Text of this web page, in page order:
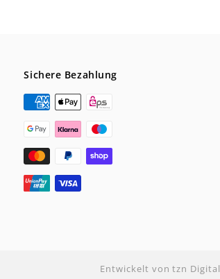
Sichere Bezahlung
Entwickelt von tzn Digital